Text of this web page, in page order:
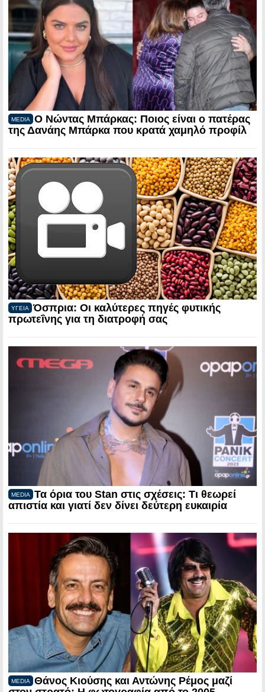
MEDIA
Ο Νώντας Μπάρκας: Ποιος είναι ο πατέρας
της Δανάης Μπάρκα που κρατά χαμηλό προφίλ
ΥΓΕΙΑ
Όσπρια: Οι καλύτερες πηγές φυτικής
πρωτεΐνης για τη διατροφή σας
MEDIA
Τα όρια του Stan στις σχέσεις: Τι θεωρεί
απιστία και γιατί δεν δίνει δεύτερη ευκαιρία
MEDIA
Θάνος Κιούσης και Αντώνης Ρέμος μαζί